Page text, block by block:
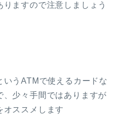
ますので注意しましょう
いうATMで使えるカードな
、少々手間ではありますが
オススメします